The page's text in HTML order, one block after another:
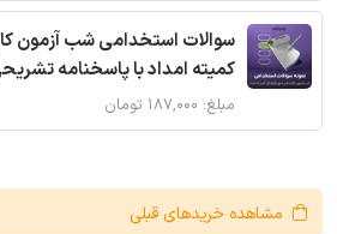
سوالات استخدامی شب آزمون
کمیته امداد با پاسخنامه
مبلغ: ۱۸۷,۰۰۰ تومان
مشاهده خریدهای قبلی